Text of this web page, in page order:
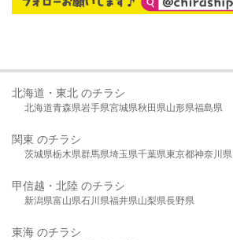
北海道・東北 のチラシ
北海道青森県岩手県宮城県秋田県山形県福島県
関東 のチラシ
茨城県栃木県群馬県埼玉県千葉県東京都神奈川県
甲信越・北陸 のチラシ
新潟県富山県石川県福井県山梨県長野県
東海 のチラシ